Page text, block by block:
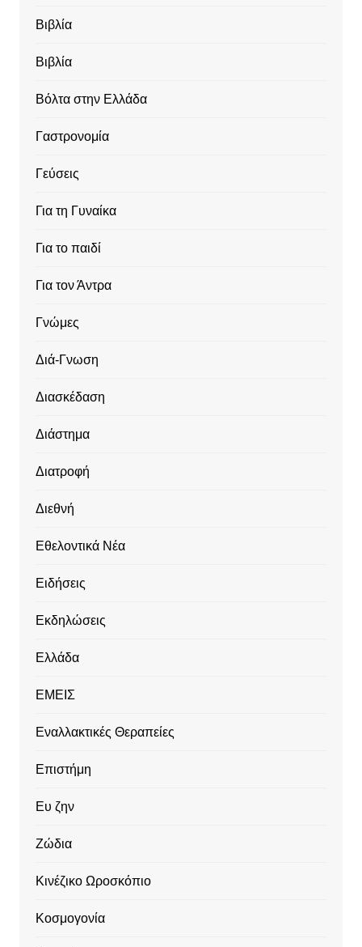
Βιβλία
Βιβλία
Βόλτα στην Ελλάδα
Γαστρονομία
Γεύσεις
Για τη Γυναίκα
Για το παιδί
Για τον Άντρα
Γνώμες
Διά-Γνωση
Διασκέδαση
Διάστημα
Διατροφή
Διεθνή
Εθελοντικά Νέα
Ειδήσεις
Εκδηλώσεις
Ελλάδα
ΕΜΕΙΣ
Εναλλακτικές Θεραπείες
Επιστήμη
Ευ ζην
Ζώδια
Κινέζικο Ωροσκόπιο
Κοσμογονία